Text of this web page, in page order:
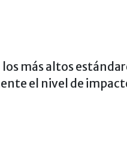
más altos
el nivel de